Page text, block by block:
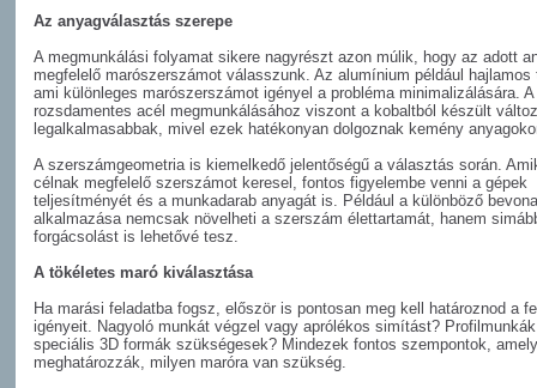
Az anyagválasztás szerepe
A megmunkálási folyamat sikere nagyrészt azon múlik, hogy az adott
megfelelő marószerszámot válasszunk. Az alumínium például hajlamos
ami különleges marószerszámot igényel a probléma minimalizálására. A
rozsdamentes acél megmunkálásához viszont a kobaltból készült
legalkalmasabbak, mivel ezek hatékonyan dolgoznak kemény
A szerszámgeometria is kiemelkedő jelentőségű a választás során.
célnak megfelelő szerszámot keresel, fontos figyelembe venni a gépek
teljesítményét és a munkadarab anyagát is. Például a különböző
alkalmazása nemcsak növelheti a szerszám élettartamát, hanem
forgácsolást is lehetővé tesz.
A tökéletes maró kiválasztása
Ha marási feladatba fogsz, először is pontosan meg kell határoznod a
igényeit. Nagyoló munkát végzel vagy aprólékos simítást?
speciális 3D formák szükségesek? Mindezek fontos szempontok,
meghatározzák, milyen maróra van szükség.